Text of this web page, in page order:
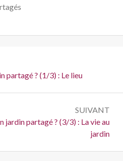
partagé ? (1/3) : Le lieu
SUIVANT
jardin partagé ? (3/3) : La vie au
jardin